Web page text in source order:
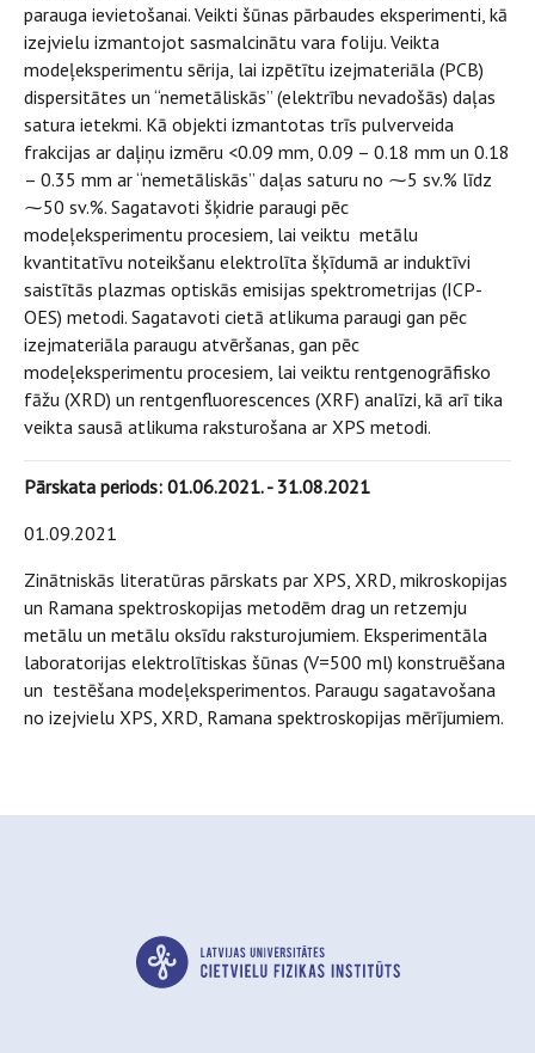
parauga ievietošanai. Veikti šūnas pārbaudes eksperimenti, kā
izejvielu izmantojot sasmalcinātu vara foliju. Veikta
modeļeksperimentu sērija, lai izpētītu izejmateriāla (PCB)
dispersitātes un “nemetāliskās” (elektrību nevadošās) daļas
satura ietekmi. Kā objekti izmantotas trīs pulverveida
frakcijas ar daļiņu izmēru <0.09 mm, 0.09 – 0.18 mm un 0.18
– 0.35 mm ar “nemetāliskās” daļas saturu no ⁓5 sv.% līdz
⁓50 sv.%. Sagatavoti šķidrie paraugi pēc
modeļeksperimentu procesiem, lai veiktu metālu
kvantitatīvu noteikšanu elektrolīta šķīdumā ar induktīvi
saistītās plazmas optiskās emisijas spektrometrijas (ICP-
OES) metodi. Sagatavoti cietā atlikuma paraugi gan pēc
izejmateriāla paraugu atvēršanas, gan pēc
modeļeksperimentu procesiem, lai veiktu rentgenogrāfisko
fāžu (XRD) un rentgenfluorescences (XRF) analīzi, kā arī tika
veikta sausā atlikuma raksturošana ar XPS metodi.
Pārskata periods: 01.06.2021. - 31.08.2021
01.09.2021
Zinātniskās literatūras pārskats par XPS, XRD, mikroskopijas
un Ramana spektroskopijas metodēm drag un retzemju
metālu un metālu oksīdu raksturojumiem. Eksperimentāla
laboratorijas elektrolītiskas šūnas (V=500 ml) konstruēšana
un testēšana modeļeksperimentos. Paraugu sagatavošana
no izejvielu XPS, XRD, Ramana spektroskopijas mērījumiem.